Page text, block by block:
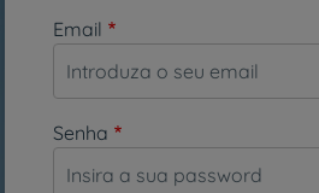
Email
Senha